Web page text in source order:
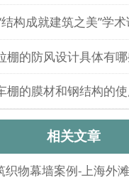
无人员伤亡
构成就建筑之美”学
歌剧院观摩
棚的防风设计具体有
如何测试验证？
棚的膜材和钢结构的
多久？
相关文章
织物幕墙案例-上海外